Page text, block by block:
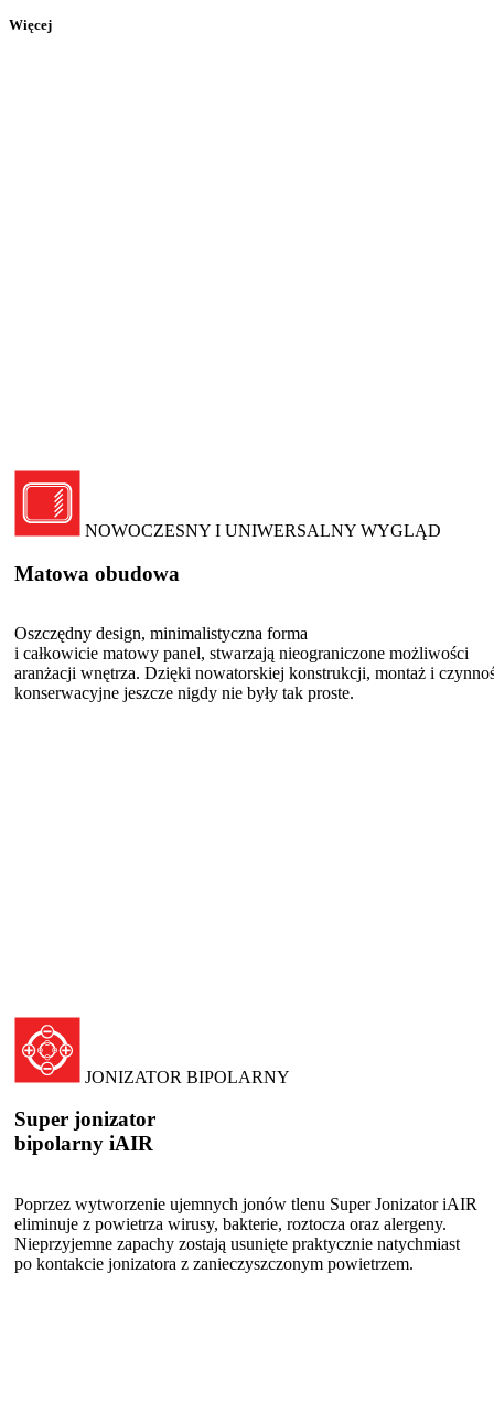
Więcej
NOWOCZESNY I UNIWERSALNY WYGLĄD
Matowa obudowa
Oszczędny design, minimalistyczna forma
i całkowicie matowy panel, stwarzają nieograniczone możliwości
aranżacji wnętrza. Dzięki nowatorskiej konstrukcji, montaż i
konserwacyjne jeszcze nigdy nie były tak proste.
JONIZATOR BIPOLARNY
Super jonizator
bipolarny iAIR
Poprzez wytworzenie ujemnych jonów tlenu Super Jonizator iAIR
eliminuje z powietrza wirusy, bakterie, roztocza oraz alergeny.
Nieprzyjemne zapachy zostają usunięte praktycznie natychmiast
po kontakcie jonizatora z zanieczyszczonym powietrzem.